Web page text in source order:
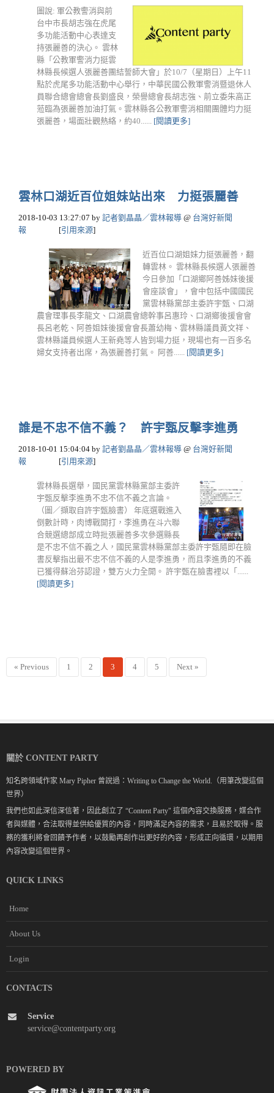
圖說: 軍公教警消與前
台中市長胡志強在虎尾
多功能活動中心表達支
持張麗善的決心。 雲林
縣「公教軍警消力挺雲
林縣長候選人張麗善團結誓師大會」於10/7（星期日）上午11
點於虎尾多功能活動中心舉行，中華民國公教軍警消暨退休人
員聯合總會總會長劉盛良，榮譽總會長胡志強、前立委朱高正
蒞臨為張麗善加油打氣。雲林縣各公教軍警消相關團體均力挺
張麗善，場面壯觀熱絡，約40...... [閱讀更多]
雲林口湖近百位姐妹站出來 力挺張麗善
2018-10-03 13:27:07 by 記者劉晶晶／雲林報導 @ 台灣好新聞
報
[引用來源]
近百位口湖姐妹力挺張麗善，翻
轉雲林。 雲林縣長候選人張麗善
今日參加「口湖鄉阿善姊妹後援
會座談會」，會中包括中國國民
黨雲林縣黨部主委許宇甄、口湖
農會理事長李龍文、口湖農會總幹事呂惠玲、口湖鄉後援會會
長呂老乾、阿善姐妹後援會會長蕭幼梅、雲林縣議員黃文祥、
雲林縣議員候選人王新堯等人皆到場力挺，現場也有一百多名
婦女支持者出席，為張麗善打氣。 阿善...... [閱讀更多]
誰是不忠不信不義？ 許宇甄反擊李進勇
2018-10-01 15:04:04 by 記者劉晶晶／雲林報導 @ 台灣好新聞
報
[引用來源]
雲林縣長選舉，國民黨雲林縣黨部主委許
宇甄反擊李進勇不忠不信不義之言論。
（圖／擷取自許宇甄臉書） 年底選戰進入
倒數計時，肉博戰開打，李進勇在斗六聯
合競選總部成立時批張麗善多次參選縣長
是不忠不信不義之人，國民黨雲林縣黨部主委許宇甄隨即在臉
書反擊指出最不忠不信不義的人是李進勇，而且李進勇的不義
已獲得蘇治芬認證，雙方火力全開。 許宇甄在臉書裡以「......
[閱讀更多]
« Previous 1 2 3 4 5 Next »
關於 CONTENT PARTY
知名跨領域作家 Mary Pipher 曾說過：Writing to Change the World.（用筆改變這個
世界）
我們也如此深信深信著，因此創立了 “Content Party" 這個內容交換服務，媒合作
者與媒體，合法取得並供給優質的內容，同時滿足內容的需求，且易於取得。服
務的獲利將會回饋予作者，以鼓勵再創作出更好的內容，形成正向循環，以期用
內容改變這個世界。
QUICK LINKS
Home
About Us
Login
CONTACTS
Service
service@contentparty.org
POWERED BY